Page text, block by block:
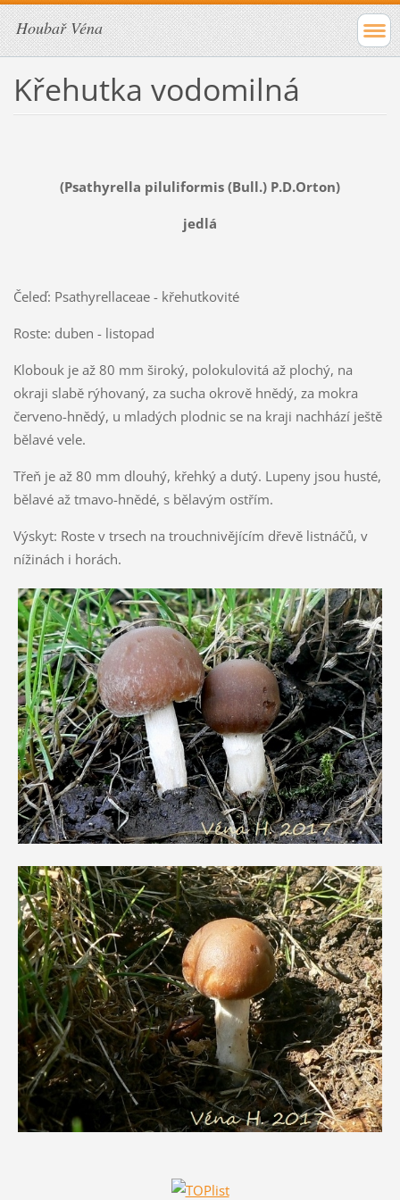
Houbař Véna
Křehutka vodomilná
(Psathyrella piluliformis (Bull.) P.D.Orton)
jedlá
Čeleď: Psathyrellaceae - křehutkovité
Roste: duben - listopad
Klobouk je až 80 mm široký, polokulovitá až plochý, na
okraji slabě rýhovaný, za sucha okrově hnědý, za mokra
červeno-hnědý, u mladých plodnic se na kraji nachhází ještě
bělavé vele.
Třeň je až 80 mm dlouhý, křehký a dutý. Lupeny jsou husté,
bělavé až tmavo-hnědé, s bělavým ostřím.
Výskyt: Roste v trsech na trouchnivějícím dřevě listnáčů, v
nížinách i horách.